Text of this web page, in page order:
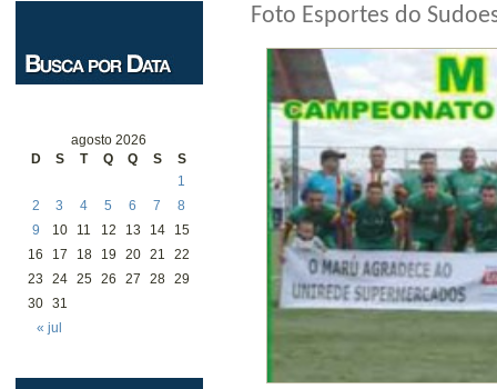
agosto 2026
D
S T Q Q S S
« jul
1
2
3 4 5 6 7
8
9
10 11 12 13 14
15
16
17 18 19 20 21
22
23
24 25 26 27 28 29
30 31
Foto Esportes do